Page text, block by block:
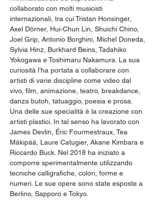
collaborato con molti musicisti
internazionali, tra cui Tristan Honsinger,
Axel Dörner, Hui-Chun Lin, Shuichi Chino,
Joel Grip, Antonio Borghini, Michel Doneda,
Sylvia Hinz, Burkhard Beins, Tadahiko
Yokogawa e Toshimaru Nakamura. La sua
curiosità l’ha portata a collaborare con
artisti di varie discipline come video dal
vivo, film, animazione, teatro, breakdance,
danza butoh, tatuaggio, poesia e prosa.
Una delle sue specialità è la creazione con
artisti plastici. In tal senso ha lavorato con
James Devlin, Éric Fourmestraux, Tea
Mäkipää, Laure Catugier, Akane Kimbara e
Riccardo Buck. Nel 2018 ha iniziato a
comporre sperimentalmente utilizzando
tecniche calligrafiche, colori, forme e
numeri. Le sue opere sono state esposte a
Berlino, Sapporo e Tokyo.